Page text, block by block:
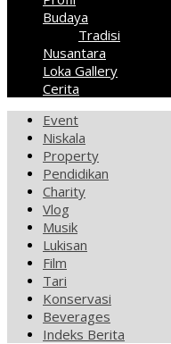
Budaya
Tradisi
Nusantara
Loka Gallery
Cerita
Event
Niskala
Property
Pendidikan
Charity
Vlog
Musik
Lukisan
Film
Tari
Konservasi
Beverages
Indeks Berita